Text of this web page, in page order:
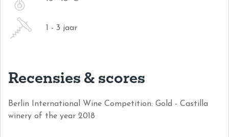
1 - 3 jaar
Recensies & scores
Berlin International Wine Competition: Gold - Castilla
winery of the year 2018